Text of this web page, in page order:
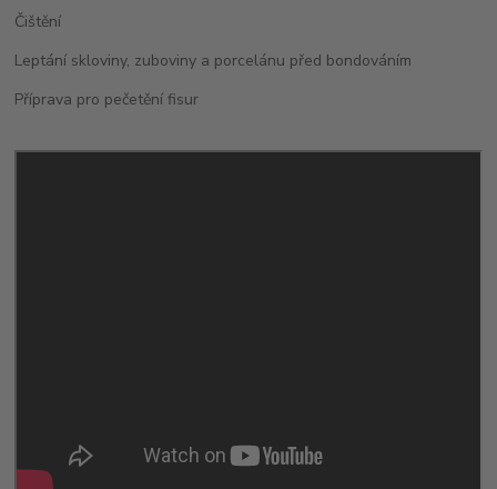
Čištění
Leptání skloviny, zuboviny a porcelánu před bondováním
Příprava pro pečetění fisur